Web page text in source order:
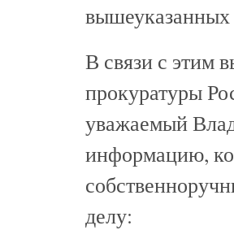
вышеуказанных
В связи с этим
прокуратуры
уважаемый
информацию,
делу: